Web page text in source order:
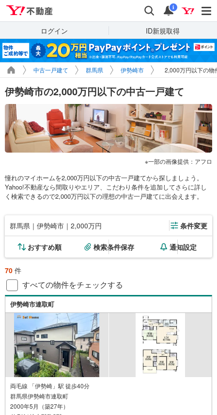
検索 通知
i
ログイン ID新規取得
中古一戸建て 群馬県 伊勢崎市 2,000万円以下の物
伊勢崎市の2,000万円以下の中古一戸建て
一部の画像提供：アフロ
憧れのマイホームを2,000万円以下の中古一戸建てから探しましょう。
Yahoo!不動産なら間取りやエリア、こだわり条件を追加してさらに詳し
く検索できるので2,000万円以下の理想の中古一戸建てに出会えます。
群馬県｜伊勢崎市｜2,000万円 条件変更
おすすめ順 検索条件保存 通知設定
70 件
すべての物件をチェックする
伊勢崎市連取町
両毛線 「伊勢崎」駅 徒歩40分
群馬県伊勢崎市連取町
2000年5月（築27年）